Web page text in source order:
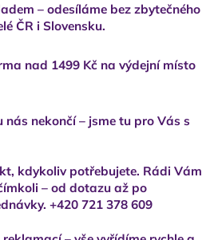
– odesíláme bez zbytečného
ČR i Slovensku.
nad 1499 Kč na výdejní místo
nás nekončí – jsme tu pro Vás s
kdykoliv potřebujete. Rádi Vám
– od dotazu až po
+420 721 378 609